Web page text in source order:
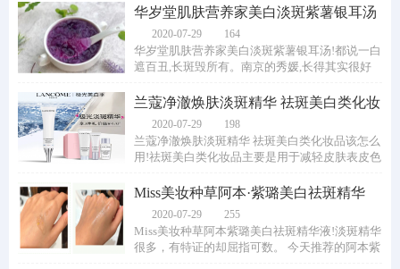
华岁堂肌肤营养家美白淡斑紫薯银耳汤
2020-07-29 164
华岁堂肌肤营养家美白淡斑紫薯银耳汤!都说一白
遮百丑,长斑毁所有。南京的秀媛,长得其实很好
兰蔻净澈焕肤淡斑精华 祛斑美白类化妆
品该怎么
2020-07-29 198
兰蔻净澈焕肤淡斑精华 祛斑美白类化妆品该怎么
用!祛斑美白类化妆品主要是用于减轻皮肤表皮色
Miss美妆种草阿本·紫璐美白祛斑精华
2020-07-29 255
Miss美妆种草阿本紫璐美白祛斑精华液!淡斑精华
很多，有特证的却屈指可数。 今天推荐的阿本紫